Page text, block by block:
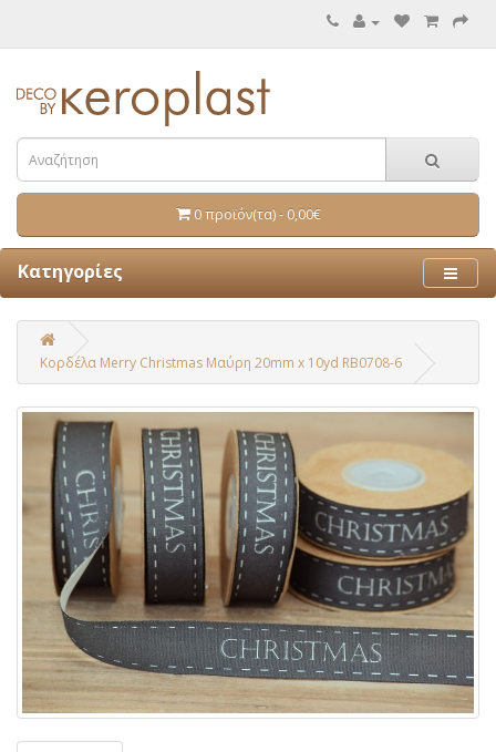
0 προϊόν(τα) - 0,00€
Κατηγορίες
Κορδέλα Merry Christmas Μαύρη 20mm x 10yd RB0708-6